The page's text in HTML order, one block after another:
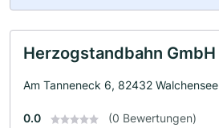
Herzogstandbahn GmbH
Am Tanneneck 6, 82432 Walchensee
0.0 (0 Bewertungen)